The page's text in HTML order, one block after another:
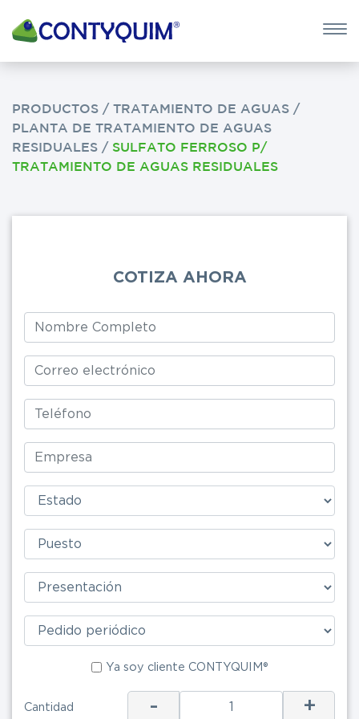
×
POTASA
Leave
this
Ya soy
PRODUCTOS / TRATAMIENTO DE AGUAS /
PLANTA DE TRATAMIENTO DE AGUAS
RESIDUALES / SULFATO FERROSO P/
TRATAMIENTO DE AGUAS RESIDUALES
COTIZA AHORA
Ya soy cliente CONTYQUIM®
Cantidad - +